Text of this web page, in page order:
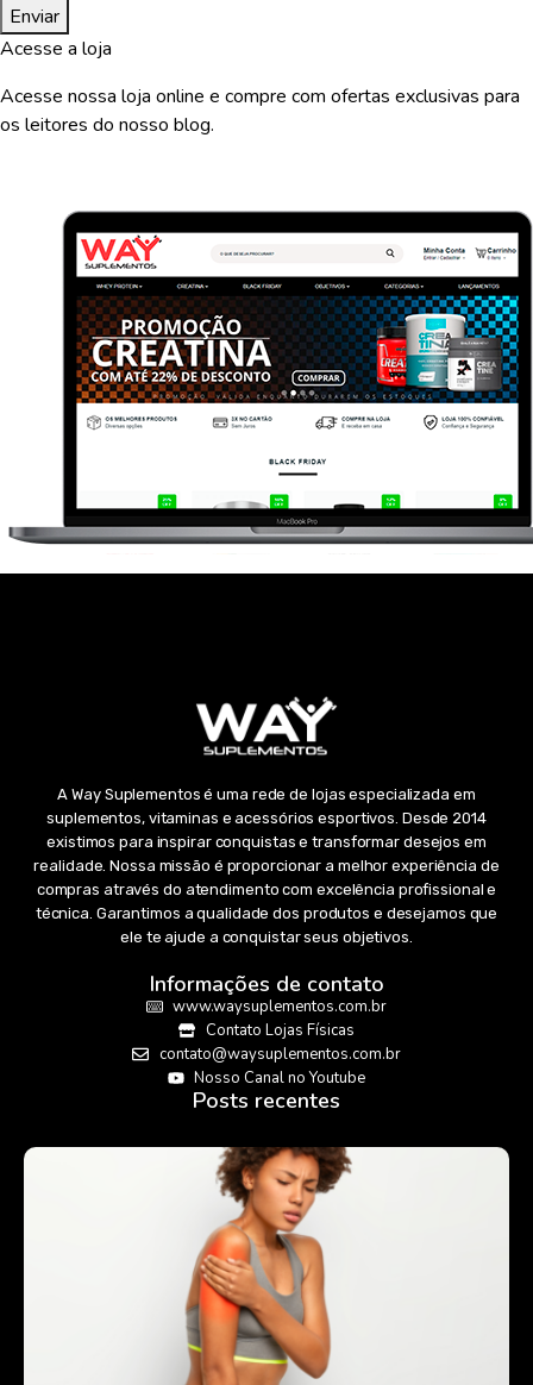
Enviar
Acesse a loja
Acesse nossa loja online e compre com ofertas exclusivas para
os leitores do nosso blog.
A Way Suplementos é uma rede de lojas especializada em
suplementos, vitaminas e acessórios esportivos. Desde 2014
existimos para inspirar conquistas e transformar desejos em
realidade. Nossa missão é proporcionar a melhor experiência de
compras através do atendimento com excelência profissional e
técnica. Garantimos a qualidade dos produtos e desejamos que
ele te ajude a conquistar seus objetivos.
Informações de contato
www.waysuplementos.com.br
Contato Lojas Físicas
contato@waysuplementos.com.br
Nosso Canal no Youtube
Posts recentes